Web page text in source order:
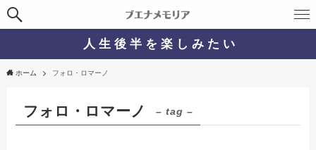
人 生 後 半 を 楽 し み た い
ホーム フォロ・ロマーノ
フォロ・ロマーノ – tag –